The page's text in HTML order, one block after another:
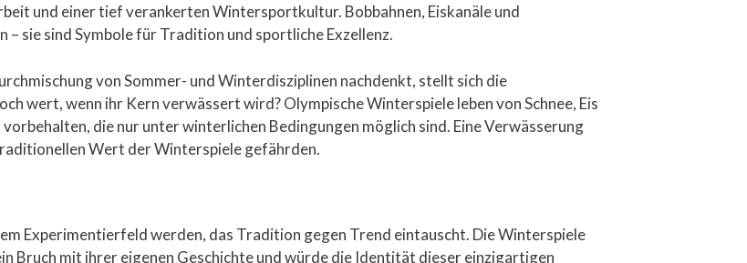
und einer tief verankerten Wintersportkultur. Bobbahnen, Eiskanäle und
sie sind Symbole für Tradition und sportliche Exzellenz.
von Sommer- und Winterdisziplinen nachdenkt, stellt sich die
wert, wenn ihr Kern verwässert wird? Olympische Winterspiele leben von Schnee, Eis
die nur unter winterlichen Bedingungen möglich sind. Eine Verwässerung
Wert der Winterspiele gefährden.
Experimentierfeld werden, das Tradition gegen Trend eintauscht. Die Winterspiele
Bruch mit ihrer eigenen Geschichte und würde die Identität dieser einzigartigen